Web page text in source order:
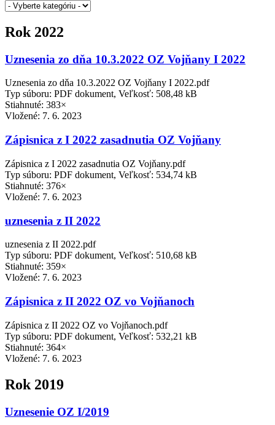
Rok 2022
Uznesenia zo dňa 10.3.2022 OZ Vojňany I 2022
Uznesenia zo dňa 10.3.2022 OZ Vojňany I 2022.pdf
Typ súboru: PDF dokument, Veľkosť: 508,48 kB
Stiahnuté: 383×
Vložené: 7. 6. 2023
Zápisnica z I 2022 zasadnutia OZ Vojňany
Zápisnica z I 2022 zasadnutia OZ Vojňany.pdf
Typ súboru: PDF dokument, Veľkosť: 534,74 kB
Stiahnuté: 376×
Vložené: 7. 6. 2023
uznesenia z II 2022
uznesenia z II 2022.pdf
Typ súboru: PDF dokument, Veľkosť: 510,68 kB
Stiahnuté: 359×
Vložené: 7. 6. 2023
Zápisnica z II 2022 OZ vo Vojňanoch
Zápisnica z II 2022 OZ vo Vojňanoch.pdf
Typ súboru: PDF dokument, Veľkosť: 532,21 kB
Stiahnuté: 364×
Vložené: 7. 6. 2023
Rok 2019
Uznesenie OZ I/2019